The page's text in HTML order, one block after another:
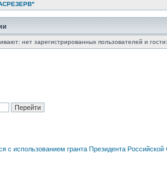
нет зарегистрированных пользователей и